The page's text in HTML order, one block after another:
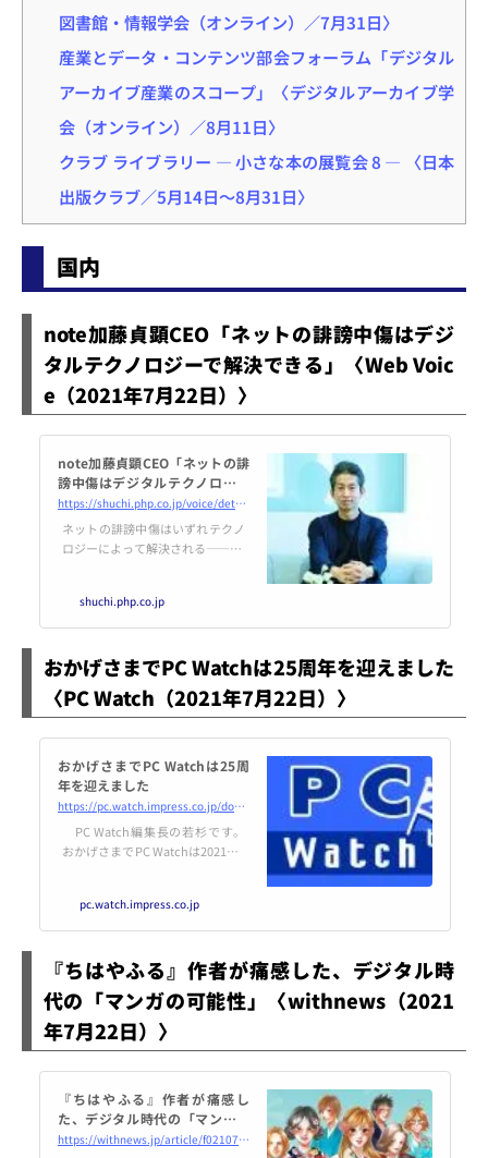
図書館・情報学会（オンライン）／7月31日〉
産業とデータ・コンテンツ部会フォーラム「デジタル
アーカイブ産業のスコープ」〈デジタルアーカイブ学
会（オンライン）／8月11日〉
クラブ ライブラリー ― 小さな本の展覧会 8 ― 〈日本
出版クラブ／5月14日～8月31日〉
国内
note加藤貞顕CEO「ネットの誹謗中傷はデジ
タルテクノロジーで解決できる」〈Web Voic
e（2021年7月22日）〉
note加藤貞顕CEO「ネットの誹
謗中傷はデジタルテクノロジー
で解決できる」
https://shuchi.php.co.jp/voice/detail/8713
ネットの誹謗中傷はいずれテクノ
ロジーによって解決される――no
る。shuchi.php.co.jp
おかげさまでPC Watchは25周年を迎えました
〈PC Watch（2021年7月22日）〉
おかげさまでPC Watchは25周
年を迎えました
https://pc.watch.impress.co.jp/docs/news/1338703.html
PC Watch編集長の若杉です。
おかげさまでPC Watchは2021年7
を支えてくださった読者の方、
メーカーの方、ライターさん、そ
を借りて厚く御礼申し上げます。
pc.watch.impress.co.jp
『ちはやふる』作者が痛感した、デジタル時
代の「マンガの可能性」〈withnews（2021
年7月22日）〉
『ちはやふる』作者が痛感し
た、デジタル時代の「マンガの
可能性」
https://withnews.jp/article/f0210722002qq000000000000000W02c11001qq000023342A